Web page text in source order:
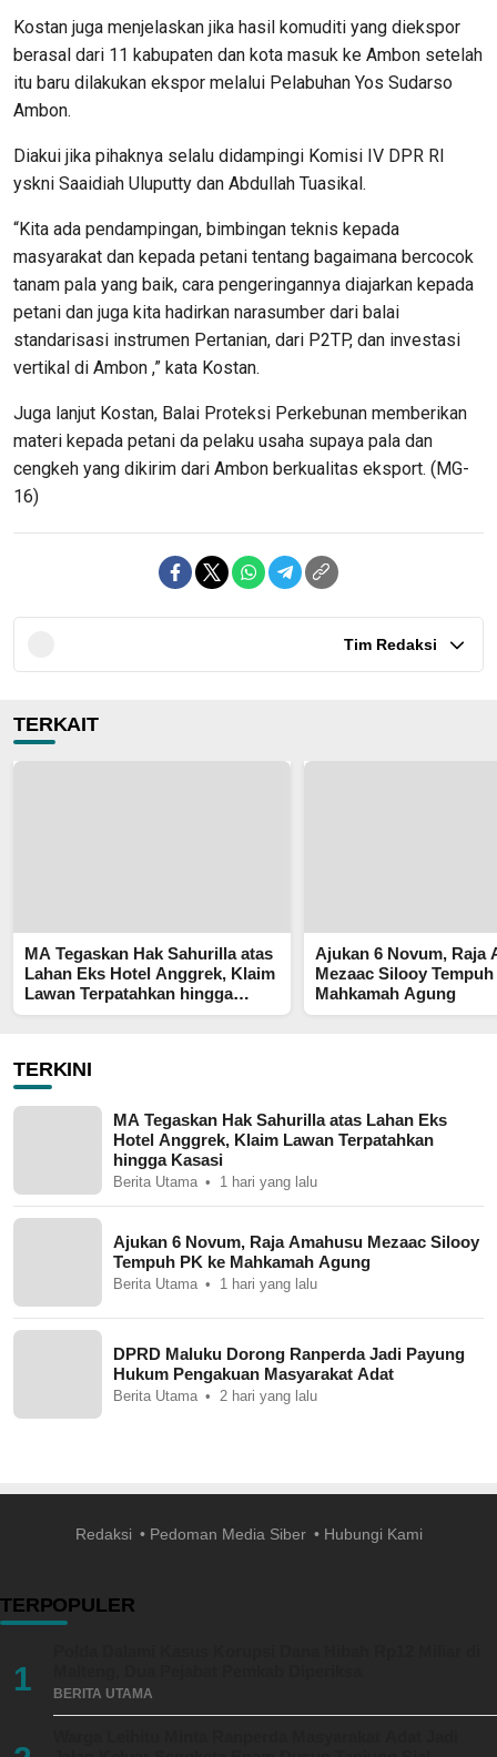
Kostan juga menjelaskan jika hasil komuditi yang diekspor
berasal dari 11 kabupaten dan kota masuk ke Ambon setelah
itu baru dilakukan ekspor melalui Pelabuhan Yos Sudarso
Ambon.
Diakui jika pihaknya selalu didampingi Komisi IV DPR RI
yskni Saaidiah Uluputty dan Abdullah Tuasikal.
“Kita ada pendampingan, bimbingan teknis kepada
masyarakat dan kepada petani tentang bagaimana bercocok
tanam pala yang baik, cara pengeringannya diajarkan kepada
petani dan juga kita hadirkan narasumber dari balai
standarisasi instrumen Pertanian, dari P2TP, dan investasi
vertikal di Ambon ,” kata Kostan.
Juga lanjut Kostan, Balai Proteksi Perkebunan memberikan
materi kepada petani da pelaku usaha supaya pala dan
cengkeh yang dikirim dari Ambon berkualitas eksport. (MG-
16)
Tim Redaksi
TERKAIT
MA Tegaskan Hak Sahurilla atas
Lahan Eks Hotel Anggrek, Klaim
Lawan Terpatahkan hingga
Kasasi
Ajukan 6 Novum, Raja
Mezaac Silooy
Mahkamah Agung
TERKINI
MA Tegaskan Hak Sahurilla atas Lahan Eks
Hotel Anggrek, Klaim Lawan Terpatahkan
hingga Kasasi
Berita Utama 1 hari yang lalu
Ajukan 6 Novum, Raja Amahusu Mezaac Silooy
Tempuh PK ke Mahkamah Agung
Berita Utama 1 hari yang lalu
DPRD Maluku Dorong Ranperda Jadi Payung
Hukum Pengakuan Masyarakat Adat
Berita Utama 2 hari yang lalu
Redaksi Pedoman Media Siber Hubungi Kami
TERPOPULER
1 BERITA UTAMA